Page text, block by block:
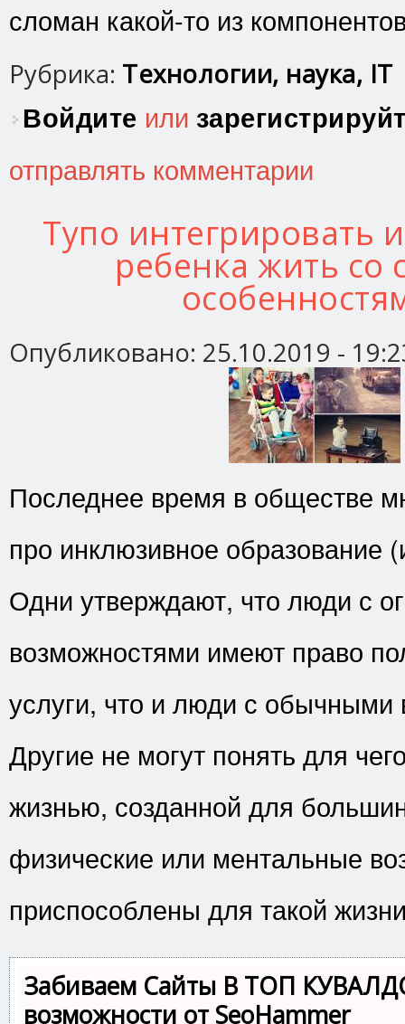
сломан какой-то из
Рубрика: Технологии, наука, IT
Войдите или
отправлять комментарии
Тупо интегрировать
ребенка жить со
Опубликовано: 25.10.2019 -
Последнее время в обществе
про инклюзивное образование
Одни утверждают, что люди с
возможностями имеют право
услуги, что и люди с обычными
Другие не могут понять для
жизнью, созданной для
физические или ментальные
приспособлены для такой
Забиваем Сайты В ТОП
возможности от SeoHammer